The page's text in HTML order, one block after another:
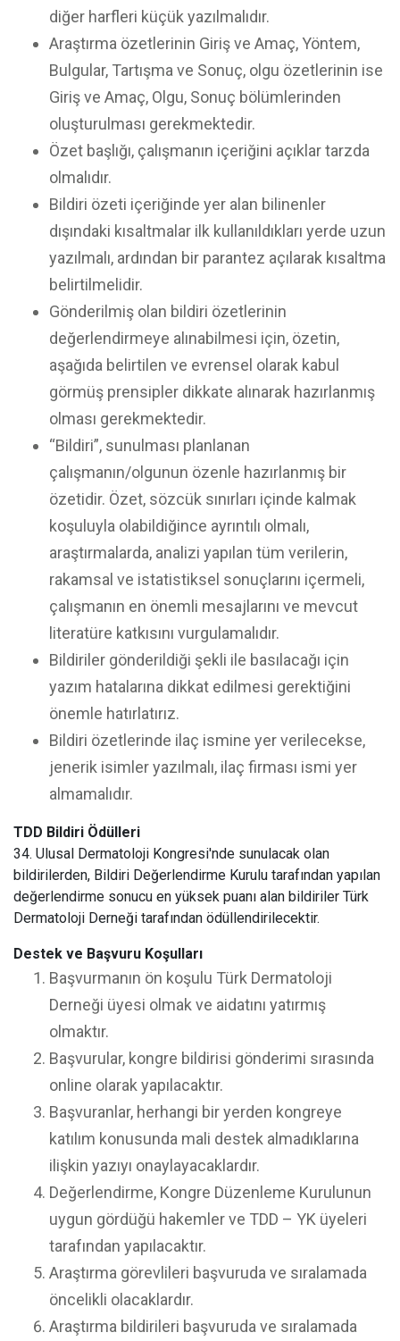
diğer harfleri küçük yazılmalıdır.
Araştırma özetlerinin Giriş ve Amaç, Yöntem,
Bulgular, Tartışma ve Sonuç, olgu özetlerinin ise
Giriş ve Amaç, Olgu, Sonuç bölümlerinden
oluşturulması gerekmektedir.
Özet başlığı, çalışmanın içeriğini açıklar tarzda
olmalıdır.
Bildiri özeti içeriğinde yer alan bilinenler
dışındaki kısaltmalar ilk kullanıldıkları yerde uzun
yazılmalı, ardından bir parantez açılarak kısaltma
belirtilmelidir.
Gönderilmiş olan bildiri özetlerinin
değerlendirmeye alınabilmesi için, özetin,
aşağıda belirtilen ve evrensel olarak kabul
görmüş prensipler dikkate alınarak hazırlanmış
olması gerekmektedir.
“Bildiri”, sunulması planlanan
çalışmanın/olgunun özenle hazırlanmış bir
özetidir. Özet, sözcük sınırları içinde kalmak
koşuluyla olabildiğince ayrıntılı olmalı,
araştırmalarda, analizi yapılan tüm verilerin,
rakamsal ve istatistiksel sonuçlarını içermeli,
çalışmanın en önemli mesajlarını ve mevcut
literatüre katkısını vurgulamalıdır.
Bildiriler gönderildiği şekli ile basılacağı için
yazım hatalarına dikkat edilmesi gerektiğini
önemle hatırlatırız.
Bildiri özetlerinde ilaç ismine yer verilecekse,
jenerik isimler yazılmalı, ilaç firması ismi yer
almamalıdır.
TDD Bildiri Ödülleri
34. Ulusal Dermatoloji Kongresi'nde sunulacak olan
bildirilerden, Bildiri Değerlendirme Kurulu tarafından yapılan
değerlendirme sonucu en yüksek puanı alan bildiriler Türk
Dermatoloji Derneği tarafından ödüllendirilecektir.
Destek ve Başvuru Koşulları
Başvurmanın ön koşulu Türk Dermatoloji
Derneği üyesi olmak ve aidatını yatırmış
olmaktır.
Başvurular, kongre bildirisi gönderimi sırasında
online olarak yapılacaktır.
Başvuranlar, herhangi bir yerden kongreye
katılım konusunda mali destek almadıklarına
ilişkin yazıyı onaylayacaklardır.
Değerlendirme, Kongre Düzenleme Kurulunun
uygun gördüğü hakemler ve TDD – YK üyeleri
tarafından yapılacaktır.
Araştırma görevlileri başvuruda ve sıralamada
öncelikli olacaklardır.
Araştırma bildirileri başvuruda ve sıralamada